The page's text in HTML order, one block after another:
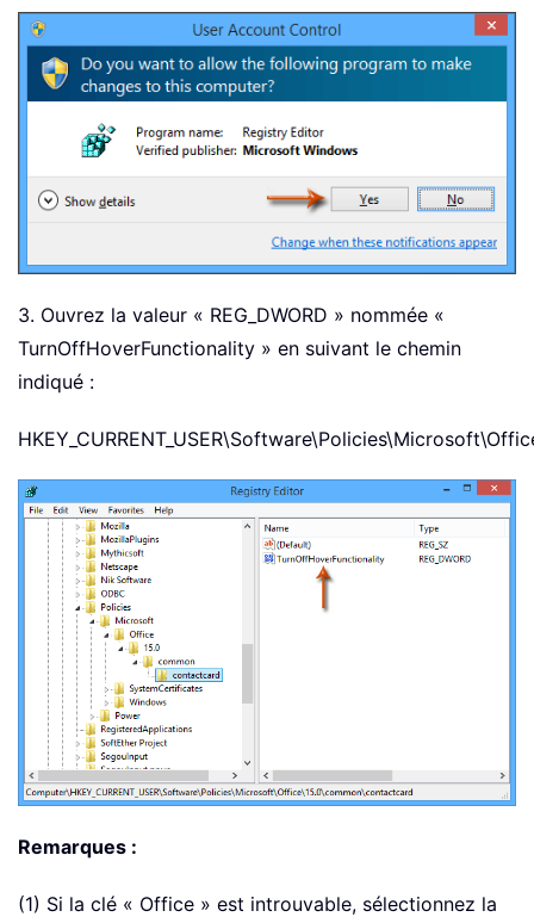
3. Ouvrez la valeur « REG_DWORD » nommée «
TurnOffHoverFunctionality » en suivant le chemin
indiqué :
Remarques :
(1) Si la clé « Office » est introuvable, sélectionnez la